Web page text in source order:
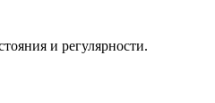
и регулярности.